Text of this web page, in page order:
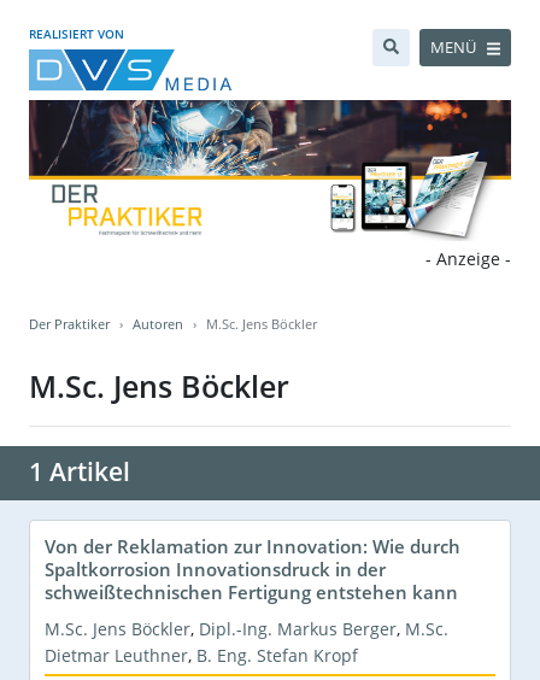
REALISIERT VON
MENÜ
- Anzeige -
Der Praktiker Autoren M.Sc. Jens Böckler
M.Sc. Jens Böckler
1 Artikel
Von der Reklamation zur Innovation: Wie durch
Spaltkorrosion Innovationsdruck in der
schweißtechnischen Fertigung entstehen kann
M.Sc. Jens Böckler, Dipl.-Ing. Markus Berger, M.Sc.
Dietmar Leuthner, B. Eng. Stefan Kropf